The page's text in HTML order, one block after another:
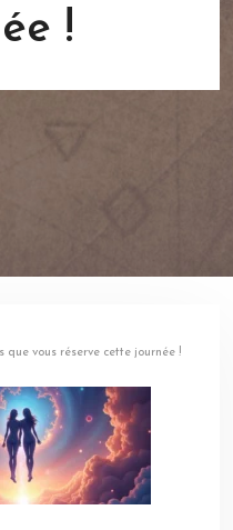
!
que vous réserve cette journée !